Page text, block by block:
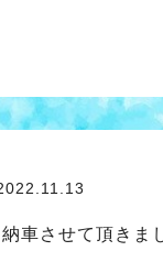
車させて頂きま